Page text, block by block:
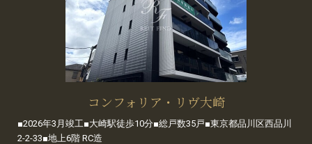
コンフォリア・リヴ大崎
■2026年3月竣工■大崎駅徒歩10分■総戸数35戸■東京都品川区西品川
2-2-33■地上6階 RC造